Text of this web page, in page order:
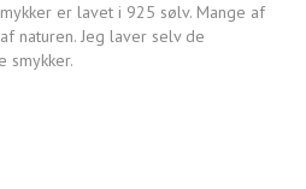
er lavet i 925 sølv. Mange af
naturen. Jeg laver selv de
smykker.